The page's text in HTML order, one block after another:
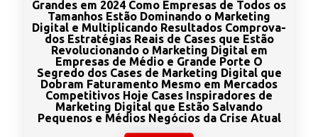
Grandes em 2024 Como Empresas de Todos os
Tamanhos Estão Dominando o Marketing
Digital e Multiplicando Resultados Comprova­
dos Estratégias Reais de Cases que Estão
Revolucionando o Marketing Digital em
Empresas de Médio e Grande Porte O
Segredo dos Cases de Marketing Digital que
Dobram Faturamento Mesmo em Mercados
Competitivos Hoje Cases Inspiradores de
Marketing Digital que Estão Salvando
Pequenos e Médios Negócios da Crise Atual